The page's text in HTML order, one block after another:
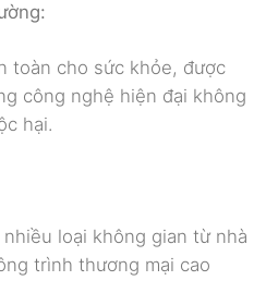
toàn cho sức khỏe, được
công nghệ hiện đại không
hại.
loại không gian từ nhà
trình thương mại cao